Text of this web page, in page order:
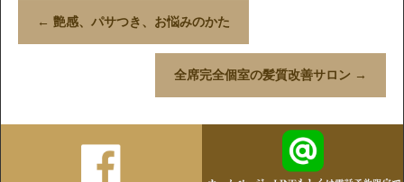
← 艶感、パサつき、お悩みのかた
全席完全個室の髪質改善サロン →